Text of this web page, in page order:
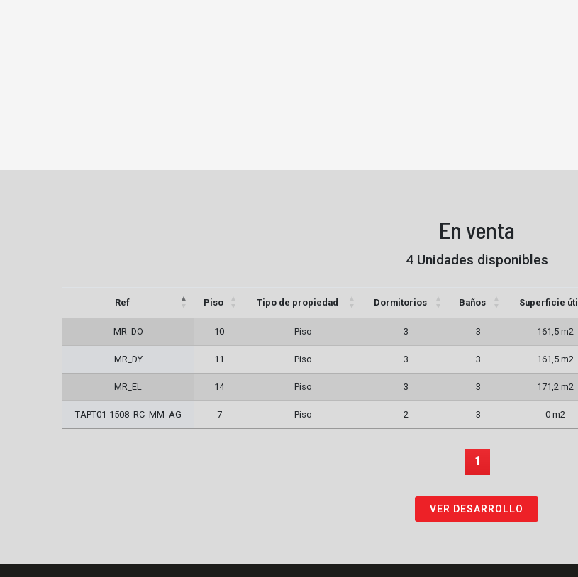
En venta
4 Unidades disponibles
Ref Piso Tipo de propiedad Dormitorios Baños Superficie útil
MR_DO 10 Piso 3 3 161,5 m2
MR_DY 11 Piso 3 3 161,5 m2
MR_EL 14 Piso 3 3 171,2 m2
TAPT01-1508_RC_MM_AG 7 Piso 2 3 0 m2
1
VER DESARROLLO